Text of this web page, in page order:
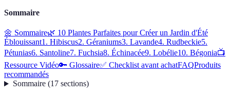
Sommaire
🌼 Sommaire🌿 10 Plantes Parfaites pour Créer un Jardin d'Été
Éblouissant1. Hibiscus2. Géraniums3. Lavande4. Rudbeckie5.
Pétunias6. Santoline7. Fuchsia8. Échinacée9. Lobélie10. Bégonia📺
Ressource Vidéo🔑 Glossaire✅ Checklist avant achatFAQProduits
recommandés
Sommaire(17 sections)